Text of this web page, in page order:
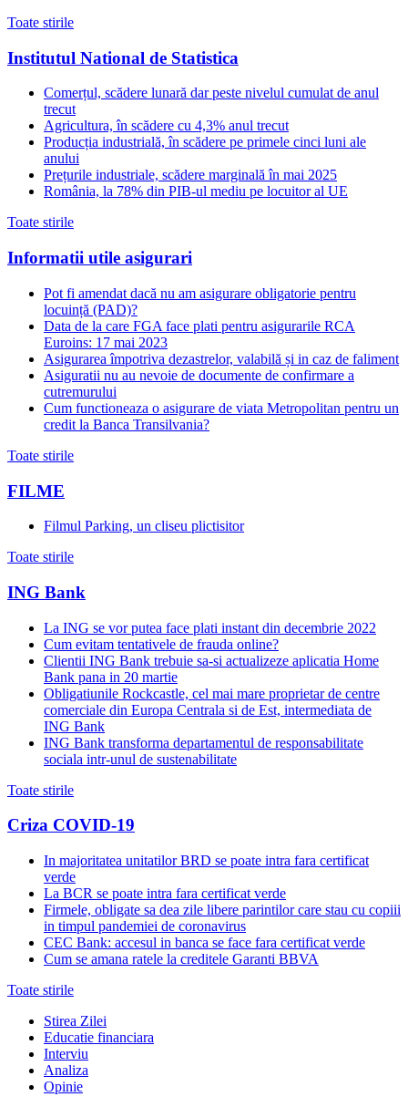
Toate stirile
Institutul National de Statistica
Comerțul, scădere lunară dar peste nivelul cumulat de anul
trecut
Agricultura, în scădere cu 4,3% anul trecut
Producția industrială, în scădere pe primele cinci luni ale
anului
Prețurile industriale, scădere marginală în mai 2025
România, la 78% din PIB-ul mediu pe locuitor al UE
Toate stirile
Informatii utile asigurari
Pot fi amendat dacă nu am asigurare obligatorie pentru
locuință (PAD)?
Data de la care FGA face plati pentru asigurarile RCA
Euroins: 17 mai 2023
Asigurarea împotriva dezastrelor, valabilă și in caz de faliment
Asiguratii nu au nevoie de documente de confirmare a
cutremurului
Cum functioneaza o asigurare de viata Metropolitan pentru un
credit la Banca Transilvania?
Toate stirile
FILME
Filmul Parking, un cliseu plictisitor
Toate stirile
ING Bank
La ING se vor putea face plati instant din decembrie 2022
Cum evitam tentativele de frauda online?
Clientii ING Bank trebuie sa-si actualizeze aplicatia Home
Bank pana in 20 martie
Obligatiunile Rockcastle, cel mai mare proprietar de centre
comerciale din Europa Centrala si de Est, intermediata de
ING Bank
ING Bank transforma departamentul de responsabilitate
sociala intr-unul de sustenabilitate
Toate stirile
Criza COVID-19
In majoritatea unitatilor BRD se poate intra fara certificat
verde
La BCR se poate intra fara certificat verde
Firmele, obligate sa dea zile libere parintilor care stau cu copiii
in timpul pandemiei de coronavirus
CEC Bank: accesul in banca se face fara certificat verde
Cum se amana ratele la creditele Garanti BBVA
Toate stirile
Stirea Zilei
Educatie financiara
Interviu
Analiza
Opinie